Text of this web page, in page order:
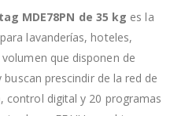
MDE78PN de 35 kg es la
lavanderías, hoteles,
que disponen de
prescindir de la red de
control digital y 20 programas